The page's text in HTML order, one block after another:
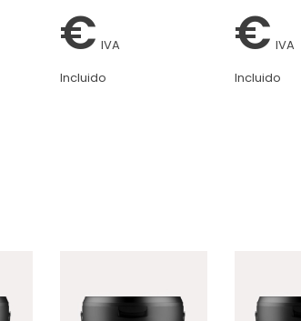
€ IVA
Incluido
€ IVA
Incluido